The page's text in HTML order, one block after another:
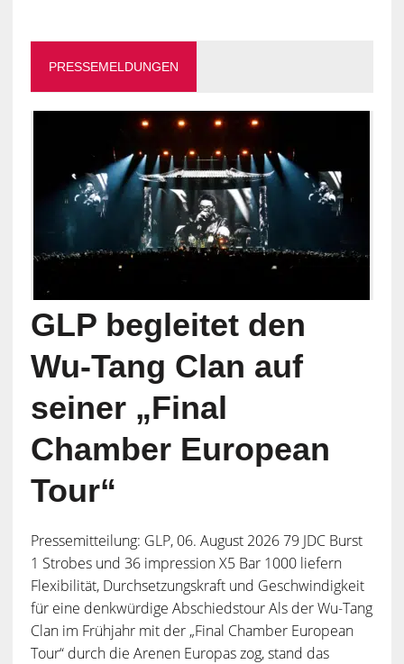
PRESSEMELDUNGEN
GLP begleitet den
Wu-Tang Clan auf
seiner „Final
Chamber European
Tour“
Pressemitteilung: GLP, 06. August 2026 79 JDC Burst
1 Strobes und 36 impression X5 Bar 1000 liefern
Flexibilität, Durchsetzungskraft und Geschwindigkeit
für eine denkwürdige Abschiedstour Als der Wu-Tang
Clan im Frühjahr mit der „Final Chamber European
Tour“ durch die Arenen Europas zog, stand das